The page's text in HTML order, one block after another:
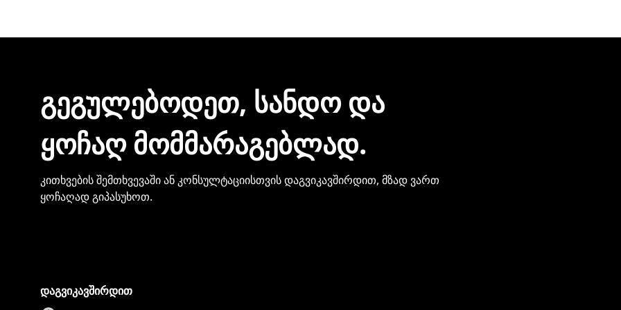
ᲒᲔᲒᲣᲚᲔᲑᲝᲓᲔᲗ, ᲡᲐᲜᲓᲝ ᲓᲐ
ᲧᲝᲩᲐᲦ ᲛᲝᲛᲛᲐᲠᲐᲒᲔᲑᲚᲐᲓ.
კითხვების შემთხვევაში ან კონსულტაციისთვის დაგვიკავშირდით, მზად ვართ
ყოჩაღად გიპასუხოთ.
დაგვიკავშირდით